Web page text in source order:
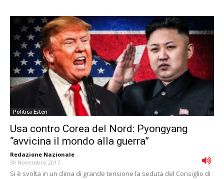
Politica Esteri
Usa contro Corea del Nord: Pyongyang
“avvicina il mondo alla guerra”
Redazione Nazionale -
30 Novembre 2017
Si è svolta in un clima di grande tensione la seduta del Consiglio di